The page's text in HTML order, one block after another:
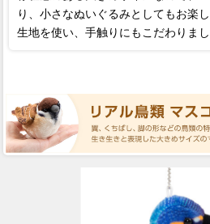
り、小さなぬいぐるみとしてもお楽
生地を使い、手触りにもこだわりまし